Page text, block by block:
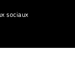
sociaux